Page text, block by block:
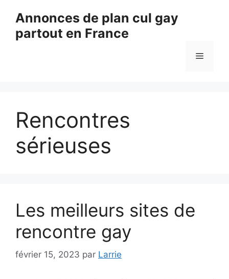
contenu
Annonces de plan cul gay
partout en France
Menu
Rencontres
sérieuses
Les meilleurs sites de
rencontre gay
février 15, 2023 par Larrie